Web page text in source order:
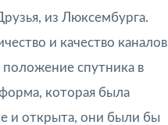
из Люксембурга.
и качество каналов
спутника в
которая была
и открыта, они были бы